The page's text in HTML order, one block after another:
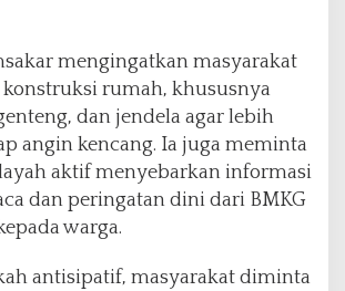
mengingatkan masyarakat
rumah, khususnya
dan jendela agar lebih
angin kencang. Ia juga meminta
aktif menyebarkan informasi
dan peringatan dini dari BMKG
warga.
antisipatif, masyarakat diminta